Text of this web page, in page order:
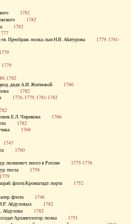
1782
1782
1782
гв. Преображ. полка, сын Н.В. Абатурова 1779, 1781-
1779
1779
1782
дядя А.И. Житновой 1780
1782
1776, 1779, 1781-1782
Е.Л. Чирикова 1766
1782
1768
1747
1760
тур. полномоч. посол в России 1775-1776
тур. посла 1758
1779
кораб. флота Кронштадт. порта 1752
галер. флота 1746
М.Р. Абдуловых 1782
Абдулова 1782
солдат Архангелогор. полка 1751